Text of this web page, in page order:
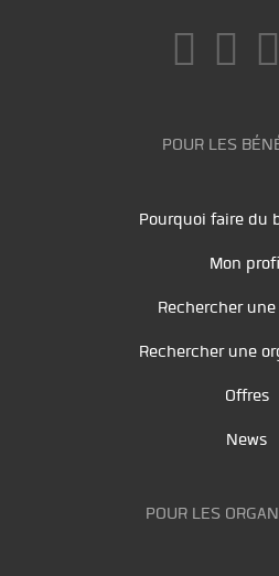
POUR LES
Pourquoi faire du
Mon
Rechercher
Rechercher une
Offres
News
POUR LES